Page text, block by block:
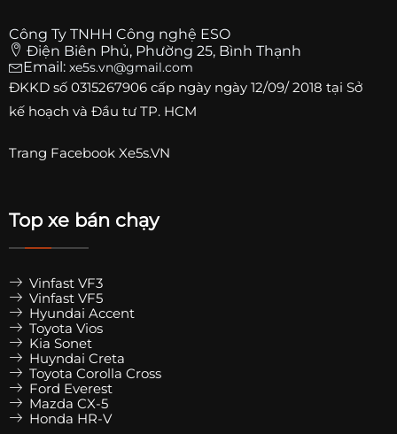
Công Ty TNHH Công nghệ ESO
Điện Biên Phủ, Phường 25, Bình Thạnh
Email: xe5s.vn@gmail.com
ĐKKD số 0315267906 cấp ngày ngày 12/09/ 2018 tại Sở
kế hoạch và Đầu tư TP. HCM
Trang Facebook Xe5s.VN
Top xe bán chạy
Vinfast VF3
Vinfast VF5
Hyundai Accent
Toyota Vios
Kia Sonet
Huyndai Creta
Toyota Corolla Cross
Ford Everest
Mazda CX-5
Honda HR-V